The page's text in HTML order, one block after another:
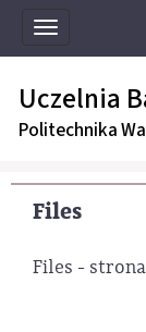
Toggle
navigation
Uczelnia
Politechnika
Files
Files -